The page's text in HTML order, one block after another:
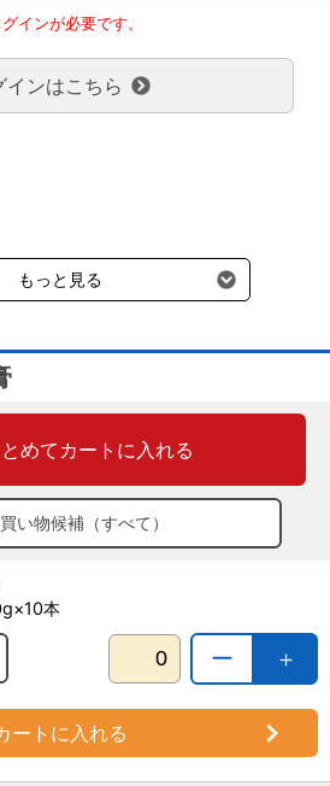
致します。
に分かれる場合の送料負担は、１回分
ません。
ご注文の場合は、大型商品送料のみご
インが必要です。
インはこちら
もっと見る
とめてカートに入れる
い物候補（すべて）
本
＋
ー
ートに入れる